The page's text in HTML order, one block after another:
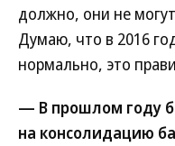
должно, они не
Думаю, что в 2016
нормально, это
— В прошлом году
на консолидацию